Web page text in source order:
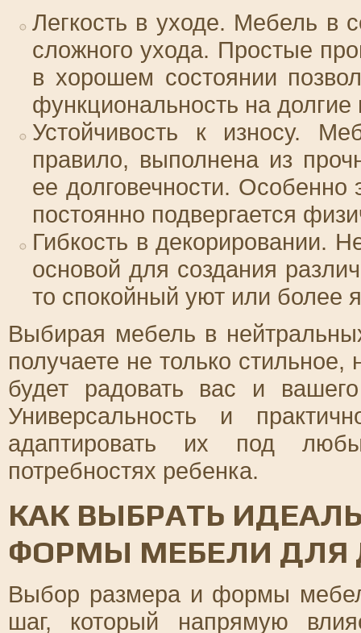
Легкость в уходе. Мебель в
сложного ухода. Простые
в хорошем состоянии
функциональность на долгие
Устойчивость к износу.
правило, выполнена из
ее долговечности. Особенно
постоянно подвергается
Гибкость в декорировании.
основой для создания
то спокойный уют или более
Выбирая мебель в
получаете не только
будет радовать вас и
Универсальность и
адаптировать их под
потребностях ребенка.
КАК ВЫБРАТЬ
ФОРМЫ МЕБЕЛИ ДЛЯ
Выбор размера и формы
шаг, который напрямую